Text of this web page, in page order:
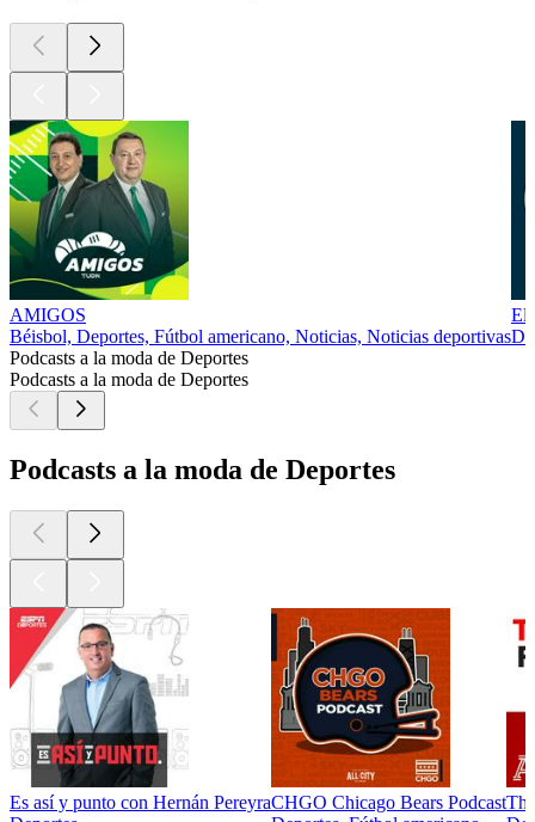
AMIGOS
Béisbol, Deportes, Fútbol americano, Noticias, Noticias deportivas
El
Podcasts a la moda de Deportes
Podcasts a la moda de Deportes
Podcasts a la moda de Deportes
Es así y punto con Hernán PereyraCHGO Chicago Bears Podcast